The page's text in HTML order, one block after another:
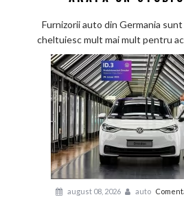
Furnizorii auto din Germania
cheltuiesc mult mai mult pentru
august 08, 2026 auto